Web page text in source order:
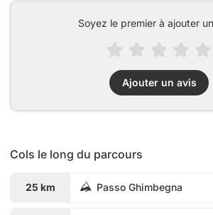
Soyez le premier à ajouter
Ajouter un avis
Cols le long du parcours
25 km Passo Ghimbegna